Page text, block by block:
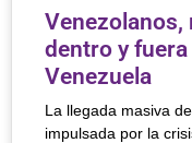
Venezolanos,
dentro y fuera
Venezuela
La llegada masiva
impulsada por la